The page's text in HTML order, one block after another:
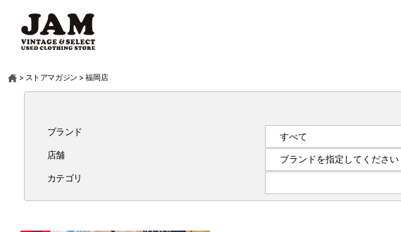
> ストアマガジン >福岡店
ブランド
店舗
カテゴリ